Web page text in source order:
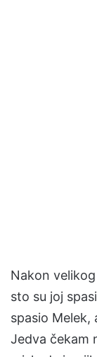
Nakon
sto su joj
spasio Melek,
Jedva čekam